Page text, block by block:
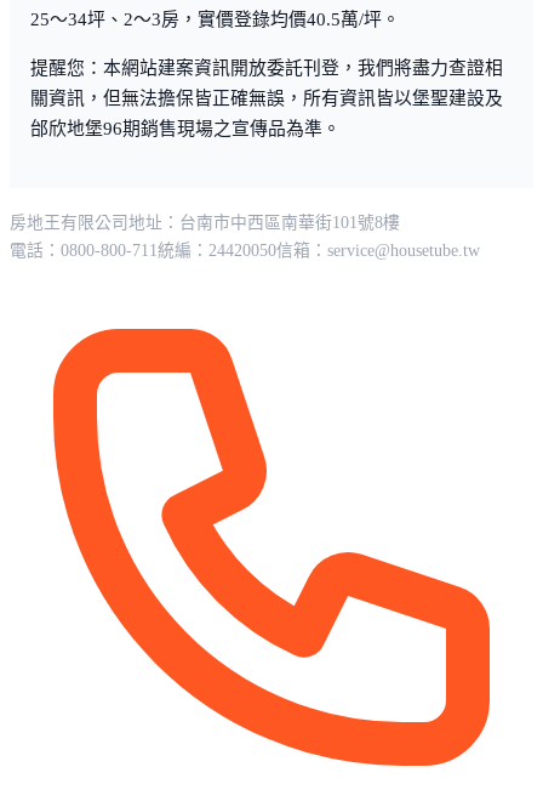
25～34坪、2～3房，實價登錄均價40.5萬/坪。
提醒您：本網站建案資訊開放委託刊登，我們將盡力查證相
關資訊，但無法擔保皆正確無誤，所有資訊皆以堡聖建設及
邰欣地堡96期銷售現場之宣傳品為準。
房地王有限公司 地址：台南市中西區南華街101號8樓
電話：0800-800-711統編：24420050信箱： service@housetube.tw